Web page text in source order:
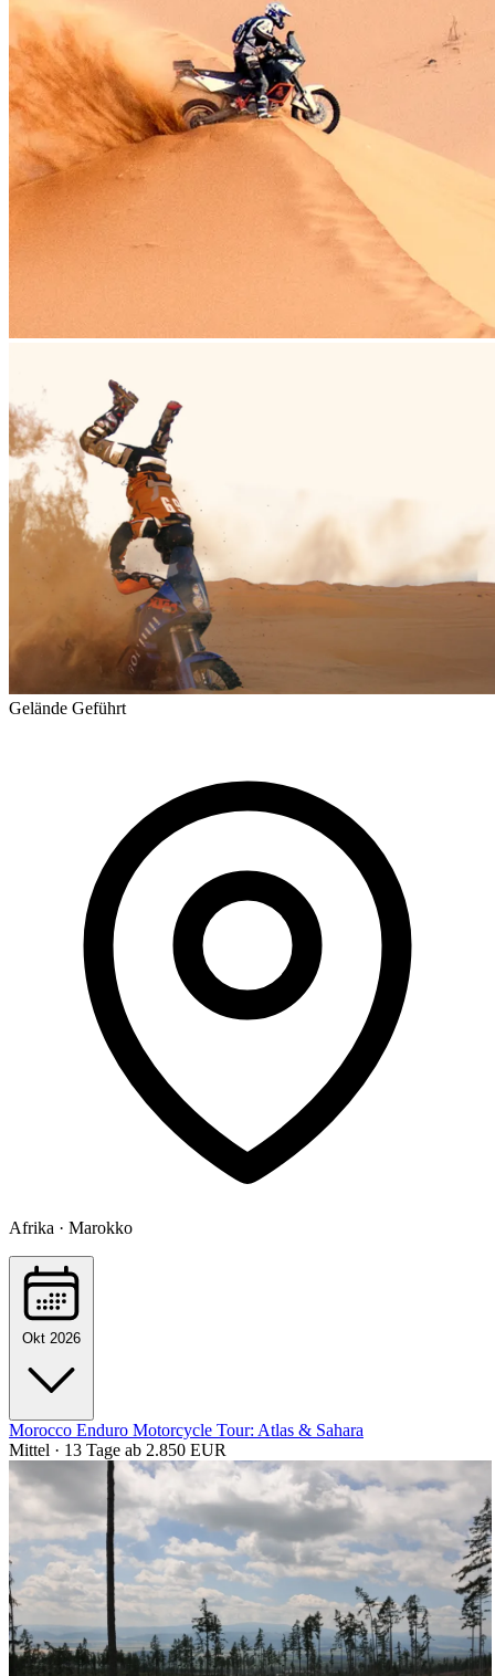
Gelände Geführt
Afrika · Marokko
Okt 2026
Morocco Enduro Motorcycle Tour: Atlas & Sahara
Mittel · 13 Tage ab 2.850 EUR